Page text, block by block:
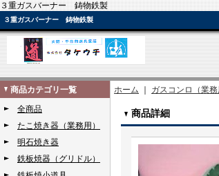
３重ガスバーナー 鋳物鉄製
３重ガスバーナー 鋳物鉄製
商品カテゴリ一覧
全商品
たこ焼き器（業務用）
明石焼き器
鉄板焼器（グリドル）
ホーム ガスコンロ（業務
商品詳細